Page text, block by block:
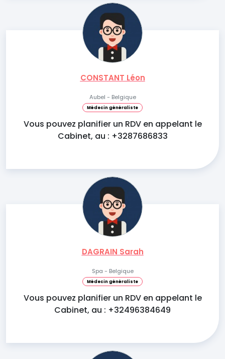
CONSTANT Léon
Aubel - Belgique
Médecin généraliste
Vous pouvez planifier un RDV en appelant le
Cabinet, au : +3287686833
DAGRAIN Sarah
Spa - Belgique
Médecin généraliste
Vous pouvez planifier un RDV en appelant le
Cabinet, au : +32496384649